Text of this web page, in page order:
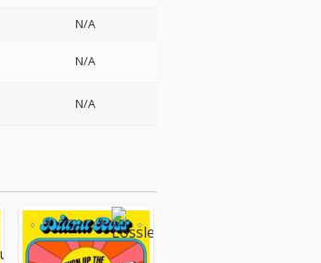
N/A
N/A
N/A